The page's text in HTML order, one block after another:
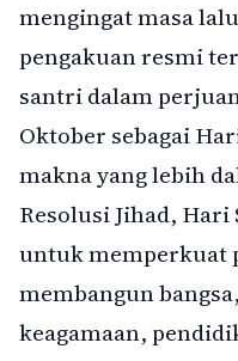
mengingat masa
pengakuan resmi
santri dalam
Oktober sebagai
makna yang lebih
Resolusi Jihad,
untuk memperkuat
membangun
keagamaan,